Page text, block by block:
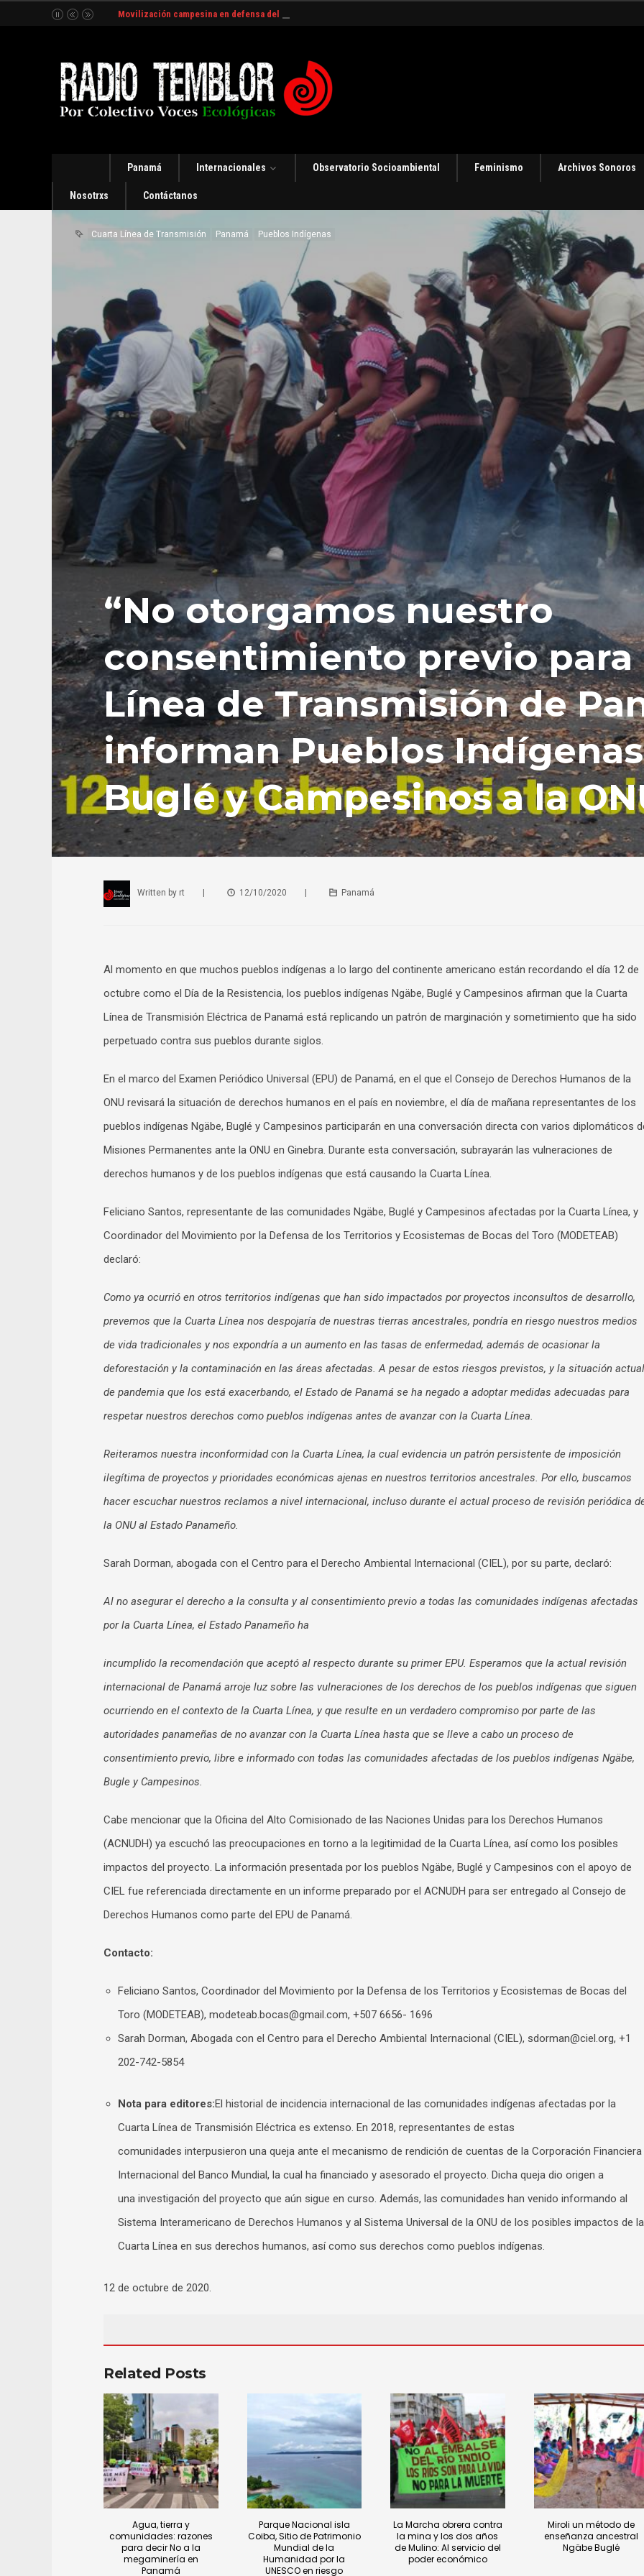
Movilización campesina en defensa del Río Indio en Panamá [Audio]
Panamá Internacionales Observatorio Socioambiental Feminismo Archivos Sonoros
Nosotrxs Contáctanos
Cuarta Línea de Transmisión Panamá Pueblos Indígenas
“No otorgamos nuestro
consentimiento previo para
Línea de Transmisión de
informan Pueblos
Buglé y Campesinos a la
Written by rt 12/10/2020 Panamá
Al momento en que muchos pueblos indígenas a lo largo del continente americano están recordando el día 12 de
octubre como el Día de la Resistencia, los pueblos indígenas Ngäbe, Buglé y Campesinos afirman que la Cuarta
Línea de Transmisión Eléctrica de Panamá está replicando un patrón de marginación y sometimiento que ha sido
perpetuado contra sus pueblos durante siglos.
En el marco del Examen Periódico Universal (EPU) de Panamá, en el que el Consejo de Derechos Humanos de la
ONU revisará la situación de derechos humanos en el país en noviembre, el día de mañana representantes de los
pueblos indígenas Ngäbe, Buglé y Campesinos participarán en una conversación directa con varios diplomáticos
Misiones Permanentes ante la ONU en Ginebra. Durante esta conversación, subrayarán las vulneraciones de
derechos humanos y de los pueblos indígenas que está causando la Cuarta Línea.
Feliciano Santos, representante de las comunidades Ngäbe, Buglé y Campesinos afectadas por la Cuarta Línea, y
Coordinador del Movimiento por la Defensa de los Territorios y Ecosistemas de Bocas del Toro (MODETEAB)
declaró:
Como ya ocurrió en otros territorios indígenas que han sido impactados por proyectos inconsultos de desarrollo,
prevemos que la Cuarta Línea nos despojaría de nuestras tierras ancestrales, pondría en riesgo nuestros medios
de vida tradicionales y nos expondría a un aumento en las tasas de enfermedad, además de ocasionar la
deforestación y la contaminación en las áreas afectadas. A pesar de estos riesgos previstos, y la situación actual
de pandemia que los está exacerbando, el Estado de Panamá se ha negado a adoptar medidas adecuadas para
respetar nuestros derechos como pueblos indígenas antes de avanzar con la Cuarta Línea.
Reiteramos nuestra inconformidad con la Cuarta Línea, la cual evidencia un patrón persistente de imposición
ilegítima de proyectos y prioridades económicas ajenas en nuestros territorios ancestrales. Por ello, buscamos
hacer escuchar nuestros reclamos a nivel internacional, incluso durante el actual proceso de revisión periódica
la ONU al Estado Panameño.
Sarah Dorman, abogada con el Centro para el Derecho Ambiental Internacional (CIEL), por su parte, declaró:
Al no asegurar el derecho a la consulta y al consentimiento previo a todas las comunidades indígenas afectadas
por la Cuarta Línea, el Estado Panameño ha
incumplido la recomendación que aceptó al respecto durante su primer EPU. Esperamos que la actual revisión
internacional de Panamá arroje luz sobre las vulneraciones de los derechos de los pueblos indígenas que siguen
ocurriendo en el contexto de la Cuarta Línea, y que resulte en un verdadero compromiso por parte de las
autoridades panameñas de no avanzar con la Cuarta Línea hasta que se lleve a cabo un proceso de
consentimiento previo, libre e informado con todas las comunidades afectadas de los pueblos indígenas Ngäbe,
Bugle y Campesinos.
Cabe mencionar que la Oficina del Alto Comisionado de las Naciones Unidas para los Derechos Humanos
(ACNUDH) ya escuchó las preocupaciones en torno a la legitimidad de la Cuarta Línea, así como los posibles
impactos del proyecto. La información presentada por los pueblos Ngäbe, Buglé y Campesinos con el apoyo de
CIEL fue referenciada directamente en un informe preparado por el ACNUDH para ser entregado al Consejo de
Derechos Humanos como parte del EPU de Panamá.
Contacto:
Feliciano Santos, Coordinador del Movimiento por la Defensa de los Territorios y Ecosistemas de Bocas del
Toro (MODETEAB), modeteab.bocas@gmail.com, +507 6656- 1696
Sarah Dorman, Abogada con el Centro para el Derecho Ambiental Internacional (CIEL), sdorman@ciel.org, +1
202-742-5854
Nota para editores:El historial de incidencia internacional de las comunidades indígenas afectadas por la
Cuarta Línea de Transmisión Eléctrica es extenso. En 2018, representantes de estas
comunidades interpusieron una queja ante el mecanismo de rendición de cuentas de la Corporación Financiera
Internacional del Banco Mundial, la cual ha financiado y asesorado el proyecto. Dicha queja dio origen a
una investigación del proyecto que aún sigue en curso. Además, las comunidades han venido informando al
Sistema Interamericano de Derechos Humanos y al Sistema Universal de la ONU de los posibles impactos de la
Cuarta Línea en sus derechos humanos, así como sus derechos como pueblos indígenas.
12 de octubre de 2020.
Related Posts
Agua, tierra y
comunidades: razones
para decir No a la
megaminería en
Panamá
Parque Nacional isla
Coiba, Sitio de Patrimonio
Mundial de la
Humanidad por la
UNESCO en riesgo
La Marcha obrera contra
la mina y los dos años
de Mulino: Al servicio del
poder económico
Miroli un método de
enseñanza ancestral
Ngäbe Buglé